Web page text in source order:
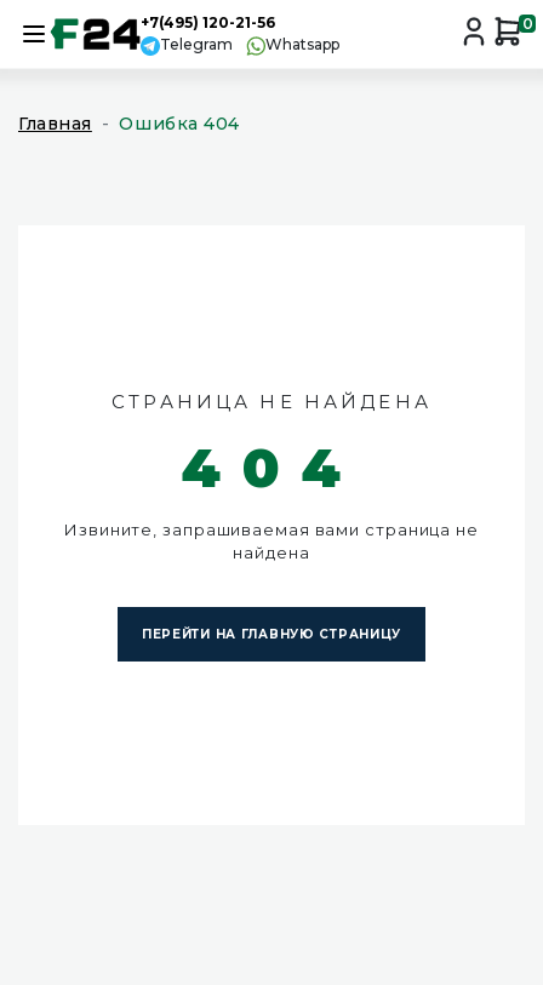
+7(495) 120-21-56
Telegram
Whatsapp
0
Главная Ошибка 404
СТРАНИЦА НЕ НАЙДЕНА
404
Извините, запрашиваемая вами страница не
найдена
ПЕРЕЙТИ НА ГЛАВНУЮ СТРАНИЦУ